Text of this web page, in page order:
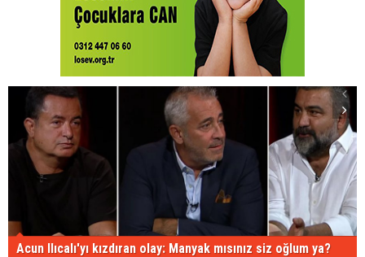
Acun Ilıcalı'yı kızdıran olay: Manyak mısınız siz oğlum ya?